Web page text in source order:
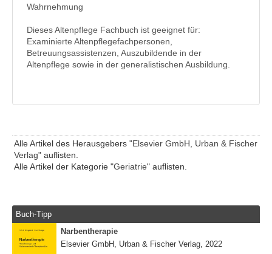
Wahrnehmung
Dieses Altenpflege Fachbuch ist geeignet für:
Examinierte Altenpflegefachpersonen,
Betreuungsassistenzen, Auszubildende in der
Altenpflege sowie in der generalistischen Ausbildung.
Alle Artikel des Herausgebers "Elsevier GmbH, Urban & Fischer
Verlag" auflisten.
Alle Artikel der Kategorie "Geriatrie" auflisten.
Buch-Tipp
Narbentherapie
Elsevier GmbH, Urban & Fischer Verlag, 2022